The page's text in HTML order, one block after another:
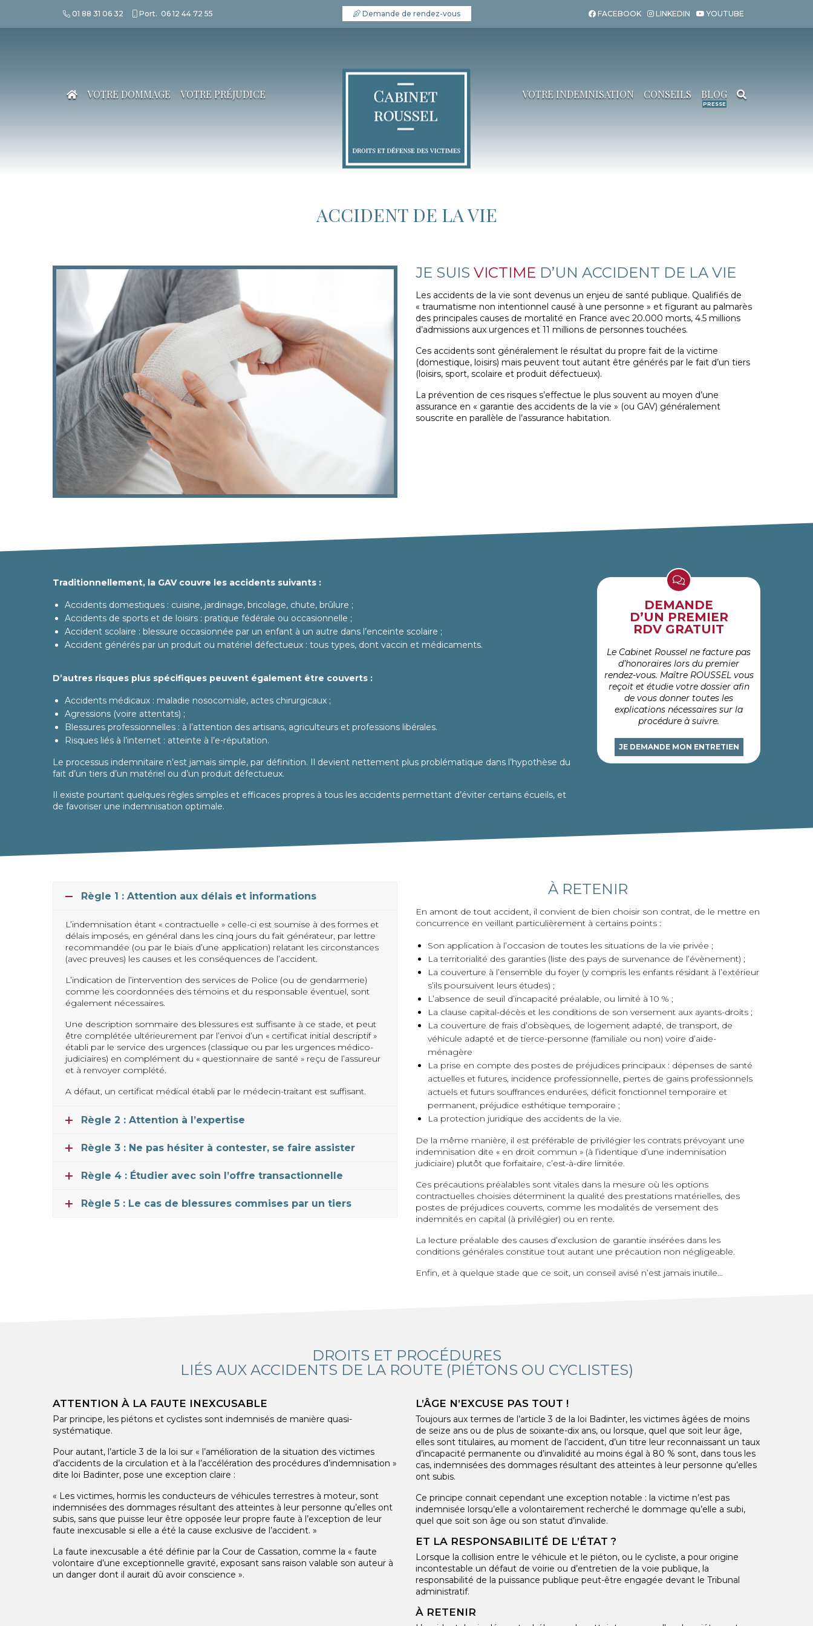
01 88 31 06 32 Port. 06 12 44 72 55 Demande de rendez-vous FACEBOOK LINKEDIN YOUTUBE
VOTRE DOMMAGE VOTRE PRÉJUDICE BLOG
CONSEILS
VOTRE INDEMNISATION
ACCIDENT DE LA VIE
JE SUIS VICTIME D’UN ACCIDENT DE LA VIE
Les accidents de la vie sont devenus un enjeu de santé publique. Qualifiés de
« traumatisme non intentionnel causé à une personne » et figurant au palmarès
des principales causes de mortalité en France avec 20.000 morts, 4.5 millions
d’admissions aux urgences et 11 millions de personnes touchées.
Ces accidents sont généralement le résultat du propre fait de la victime
(domestique, loisirs) mais peuvent tout autant être générés par le fait d’un tiers
(loisirs, sport, scolaire et produit défectueux).
La prévention de ces risques s’effectue le plus souvent au moyen d’une
assurance en « garantie des accidents de la vie » (ou GAV) généralement
souscrite en parallèle de l’assurance habitation.
Traditionnellement, la GAV couvre les accidents suivants :
Accidents domestiques : cuisine, jardinage, bricolage, chute, brûlure ;
Accidents de sports et de loisirs : pratique fédérale ou occasionnelle ;
Accident scolaire : blessure occasionnée par un enfant à un autre dans l’enceinte scolaire ;
Accident générés par un produit ou matériel défectueux : tous types, dont vaccin et médicaments.
D’autres risques plus spécifiques peuvent également être couverts :
Accidents médicaux : maladie nosocomiale, actes chirurgicaux ;
Agressions (voire attentats) ;
Blessures professionnelles : à l’attention des artisans, agriculteurs et professions libérales.
Risques liés à l’internet : atteinte à l’e-réputation.
Le processus indemnitaire n’est jamais simple, par définition. Il devient nettement plus problématique dans l’hypothèse du
fait d’un tiers d’un matériel ou d’un produit défectueux.
Il existe pourtant quelques règles simples et efficaces propres à tous les accidents permettant d’éviter certains écueils, et
de favoriser une indemnisation optimale.
DEMANDE
D’UN PREMIER
RDV GRATUIT
Le Cabinet Roussel ne facture pas
d’honoraires lors du premier
rendez-vous. Maître ROUSSEL vous
reçoit et étudie votre dossier afin
de vous donner toutes les
explications nécessaires sur la
procédure à suivre.
JE DEMANDE MON ENTRETIEN
Règle 1 : Attention aux délais et informations
L’indemnisation étant « contractuelle » celle-ci est soumise à des formes et
délais imposés, en général dans les cinq jours du fait générateur, par lettre
recommandée (ou par le biais d’une application) relatant les circonstances
(avec preuves) les causes et les conséquences de l’accident.
L’indication de l’intervention des services de Police (ou de gendarmerie)
comme les coordonnées des témoins et du responsable éventuel, sont
également nécessaires.
Une description sommaire des blessures est suffisante à ce stade, et peut
être complétée ultérieurement par l’envoi d’un « certificat initial descriptif »
établi par le service des urgences (classique ou par les urgences médico-
judiciaires) en complément du « questionnaire de santé » reçu de l’assureur
et à renvoyer complété.
A défaut, un certificat médical établi par le médecin-traitant est suffisant.
Règle 2 : Attention à l’expertise
Règle 3 : Ne pas hésiter à contester, se faire assister
Règle 4 : Étudier avec soin l’offre transactionnelle
Règle 5 : Le cas de blessures commises par un tiers
À RETENIR
En amont de tout accident, il convient de bien choisir son contrat, de le mettre en
concurrence en veillant particulièrement à certains points :
Son application à l’occasion de toutes les situations de la vie privée ;
La territorialité des garanties (liste des pays de survenance de l’évènement) ;
La couverture à l’ensemble du foyer (y compris les enfants résidant à l’extérieur
s’ils poursuivent leurs études) ;
L’absence de seuil d’incapacité préalable, ou limité à 10 % ;
La clause capital-décès et les conditions de son versement aux ayants-droits ;
La couverture de frais d’obsèques, de logement adapté, de transport, de
véhicule adapté et de tierce-personne (familiale ou non) voire d’aide-
ménagère
La prise en compte des postes de préjudices principaux : dépenses de santé
actuelles et futures, incidence professionnelle, pertes de gains professionnels
actuels et futurs souffrances endurées, déficit fonctionnel temporaire et
permanent, préjudice esthétique temporaire ;
La protection juridique des accidents de la vie.
De la même manière, il est préférable de privilégier les contrats prévoyant une
indemnisation dite « en droit commun » (à l’identique d’une indemnisation
judiciaire) plutôt que forfaitaire, c’est-à-dire limitée.
Ces précautions préalables sont vitales dans la mesure où les options
contractuelles choisies déterminent la qualité des prestations matérielles, des
postes de préjudices couverts, comme les modalités de versement des
indemnités en capital (à privilégier) ou en rente.
La lecture préalable des causes d’exclusion de garantie insérées dans les
conditions générales constitue tout autant une précaution non négligeable.
Enfin, et à quelque stade que ce soit, un conseil avisé n’est jamais inutile…
DROITS ET PROCÉDURES
LIÉS AUX ACCIDENTS DE LA ROUTE (PIÉTONS OU CYCLISTES)
ATTENTION À LA FAUTE INEXCUSABLE
Par principe, les piétons et cyclistes sont indemnisés de manière quasi-
systématique.
Pour autant, l’article 3 de la loi sur « l’amélioration de la situation des victimes
d’accidents de la circulation et à la l’accélération des procédures d’indemnisation »
dite loi Badinter, pose une exception claire :
« Les victimes, hormis les conducteurs de véhicules terrestres à moteur, sont
indemnisées des dommages résultant des atteintes à leur personne qu’elles ont
subis, sans que puisse leur être opposée leur propre faute à l’exception de leur
faute inexcusable si elle a été la cause exclusive de l’accident. »
La faute inexcusable a été définie par la Cour de Cassation, comme la « faute
volontaire d’une exceptionnelle gravité, exposant sans raison valable son auteur à
un danger dont il aurait dû avoir conscience ».
L’ÂGE N’EXCUSE PAS TOUT !
Toujours aux termes de l’article 3 de la loi Badinter, les victimes âgées de moins
de seize ans ou de plus de soixante-dix ans, ou lorsque, quel que soit leur âge,
elles sont titulaires, au moment de l’accident, d’un titre leur reconnaissant un taux
d’incapacité permanente ou d’invalidité au moins égal à 80 % sont, dans tous les
cas, indemnisées des dommages résultant des atteintes à leur personne qu’elles
ont subis.
Ce principe connait cependant une exception notable : la victime n’est pas
indemnisée lorsqu’elle a volontairement recherché le dommage qu’elle a subi,
quel que soit son âge ou son statut d’invalide.
ET LA RESPONSABILITÉ DE L’ÉTAT ?
Lorsque la collision entre le véhicule et le piéton, ou le cycliste, a pour origine
incontestable un défaut de voirie ou d’entretien de la voie publique, la
responsabilité de la puissance publique peut-être engagée devant le Tribunal
administratif.
À RETENIR